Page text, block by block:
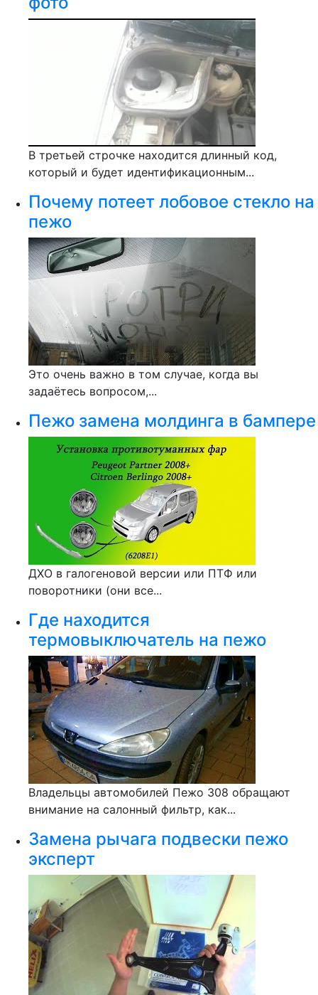
В третьей строчке находится длинный код,
который и будет идентификационным...
Почему потеет лобовое стекло на
пежо
Это очень важно в том случае, когда вы
задаётесь вопросом,...
Пежо замена молдинга в бампере
ДХО в галогеновой версии или ПТФ или
поворотники (они все...
Где находится
термовыключатель на пежо
Владельцы автомобилей Пежо 308 обращают
внимание на салонный фильтр, как...
Замена рычага подвески пежо
эксперт